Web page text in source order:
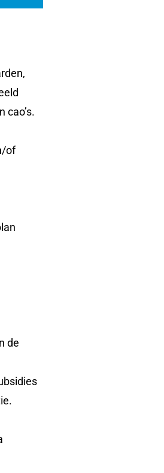
cao’s.
of
de